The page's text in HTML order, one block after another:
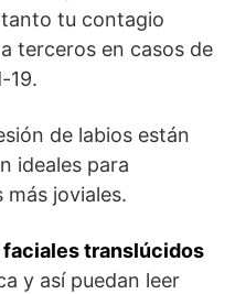
tu contagio
terceros en casos de
19.
de labios están
ideales para
joviales.
translúcidos
y así puedan leer